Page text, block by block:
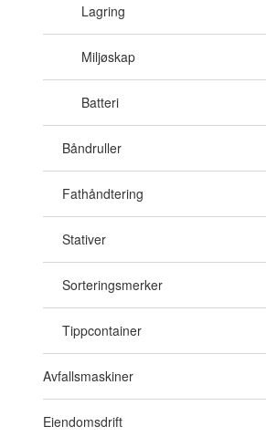
Lagring
Miljøskap
Batteri
Båndruller
Fathåndtering
Stativer
Sorteringsmerker
Tippcontainer
Avfallsmaskiner
Eiendomsdrift